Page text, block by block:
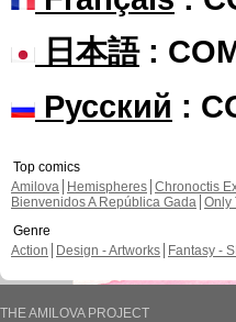
日本語:
Русский :
Top comics
Amilova
Hemispheres Chronoctis
Bienvenidos A República Gada Only
Genre
Action
Design - Artworks Fantasy -
THE AMILOVA PROJECT